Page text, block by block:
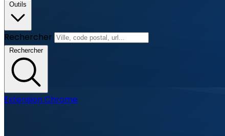
Outils
Rechercher
Rechercher
Extension Chrome